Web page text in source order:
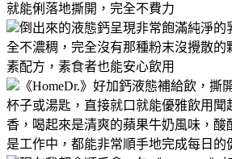
就能俐落地撕開，完全不費力
倒出來的液態鈣呈現非常飽滿純淨的
全不濃稠，完全沒有那種粉末沒攪散的
素配方，素食者也能安心飲用
《HomeDr.》好加鈣液態補給飲，撕
杯子或湯匙，直接就口就能優雅飲用聞
香，喝起來是清爽的蘋果牛奶風味，酸
是工作中，都能非常順手地完成每日的